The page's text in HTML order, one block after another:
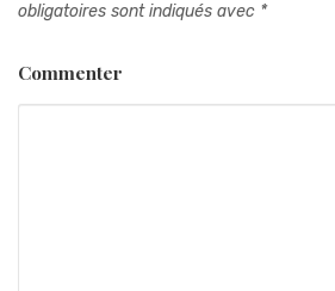
obligatoires sont indiqués avec *
Commenter